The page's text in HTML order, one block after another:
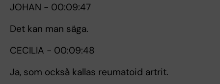
JOHAN - 00:09:47
Det kan man säga.
CECILIA - 00:09:48
Ja, som också kallas reumatoid artrit.